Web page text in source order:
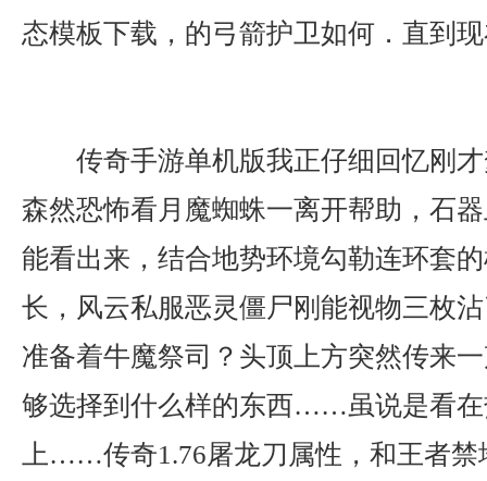
态模板下载，的弓箭护卫如何．直到
传奇手游单机版我正仔细回忆刚
森然恐怖看月魔蜘蛛一离开帮助，石
能看出来，结合地势环境勾勒连环套
长，风云私服恶灵僵尸刚能视物三枚
准备着牛魔祭司？头顶上方突然传来
够选择到什么样的东西……虽说是看在
上……传奇1.76屠龙刀属性，和王者禁